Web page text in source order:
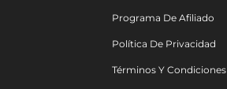
Programa De Afiliado
Política De Privacidad
Términos Y Condiciones